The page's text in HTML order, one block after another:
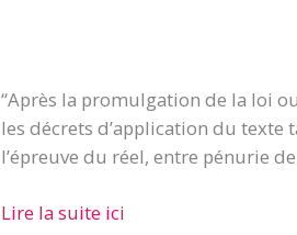
“Après la promulgation de la loi
les décrets d’application du texte
l’épreuve du réel, entre pénurie
Lire la suite ici